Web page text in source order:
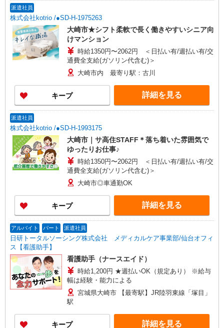
派遣社員
株式会社kotrio /●SD-H-1975263
大崎市★シフト柔軟で長く働きやすいシニア向
けマンション
時給1350円〜2062円 ＜日払い有/週払い有/交
通費全支給(ガソリン代含む)＞
大崎市内 最寄り駅：古川
キープ 詳細を見る
派遣社員
株式会社kotrio /●SD-H-1993175
大崎市｜サ高住STAFF＊落ち着いた雰囲気で
ゆったりお仕事♪
時給1350円〜2062円 ＜日払い有/週払い有/交
通費全支給(ガソリン代含む)＞
大崎市◎車通勤OK
キープ 詳細を見る
アルバイト パート 派遣社員
日研トータルソーシング株式会社 メディカルケア事業部/仙台オフィ
ス【看護助手】
看護助手（ナースエイド）
時給1,200円 ★週払いOK（規定あり） ※給与
幅は経験・能力による
宮城県大崎市 【最寄駅】JR陸羽東線「塚目」
駅
キープ 詳細を見る